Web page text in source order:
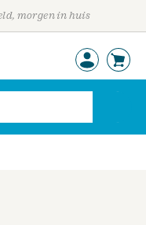
morgen in huis